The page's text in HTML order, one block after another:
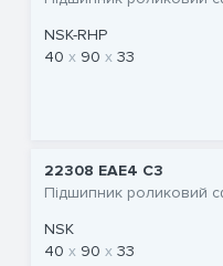
NSK-RHP
40
90 33
22308 EAE4 C3
Підшипник роликовий
NSK
40
90 33